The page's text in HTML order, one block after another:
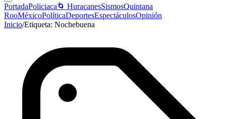
PortadaPoliciaca 🌀 HuracanesSismosQuintana
RooMéxicoPolíticaDeportesEspectáculosOpinión
Inicio/Etiqueta: Nochebuena